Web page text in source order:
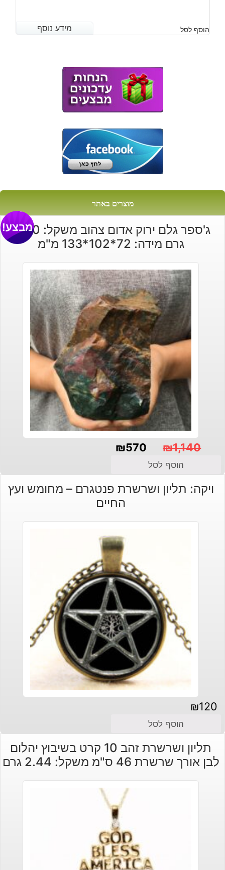
מידע נוסף הוסף לסל מידע נוסף
מוצרים באתר
ג'ספר גלם ירוק אדום צהוב משקל: 1500
גרם מידה: 72*102*133 מ"מ
מבצע!
₪1,140
המקורי
היה:
₪570
הנוכחי
הוא:
הוסף לסל
ויקה: תליון ושרשרת פנטגרם – מחומש ועץ
החיים
₪120
הוסף לסל
תליון ושרשרת זהב 10 קרט בשיבוץ יהלום
לבן אורך שרשרת 46 ס"מ משקל: 2.44 גרם